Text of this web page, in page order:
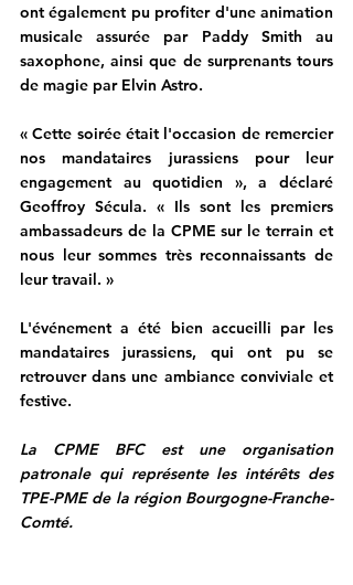
ont également pu profiter d'une animation
musicale assurée par Paddy Smith au
saxophone, ainsi que de surprenants tours
de magie par Elvin Astro.
« Cette soirée était l'occasion de remercier
nos mandataires jurassiens pour leur
engagement au quotidien », a déclaré
Geoffroy Sécula. « Ils sont les premiers
ambassadeurs de la CPME sur le terrain et
nous leur sommes très reconnaissants de
leur travail. »
L'événement a été bien accueilli par les
mandataires jurassiens, qui ont pu se
retrouver dans une ambiance conviviale et
festive.
La CPME BFC est une organisation
patronale qui représente les intérêts des
TPE-PME de la région Bourgogne-Franche-
Comté.